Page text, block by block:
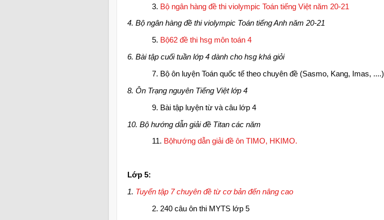
3. Bộ ngân hàng đề thi violympic Toán tiếng Việt năm 20-21
4. Bộ ngân hàng đề thi violympic Toán tiếng Anh năm 20-21
5. Bộ62 đề thi hsg môn toán 4
6. Bài tập cuối tuần lớp 4 dành cho hsg khá giỏi
7. Bộ ôn luyện Toán quốc tế theo chuyên đề (Sasmo, Kang, Imas, ....)
8. Ôn Trạng nguyên Tiếng Việt lớp 4
9. Bài tập luyện từ và câu lớp 4
10. Bộ hướng dẫn giải đề Titan các năm
11. Bộhướng dẫn giải đề ôn TIMO, HKIMO.
Lớp 5:
1. Tuyển tập 7 chuyên đề từ cơ bản đến nâng cao
2. 240 câu ôn thi MYTS lớp 5